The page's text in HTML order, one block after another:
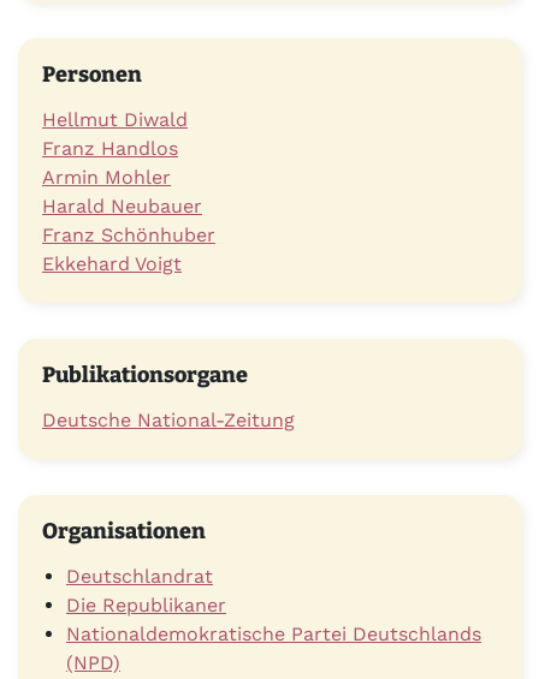
Personen
Hellmut Diwald
Franz Handlos
Armin Mohler
Harald Neubauer
Franz Schönhuber
Ekkehard Voigt
Publikationsorgane
Deutsche National-Zeitung
Organisationen
Deutschlandrat
Die Republikaner
Nationaldemokratische Partei Deutschlands
(NPD)